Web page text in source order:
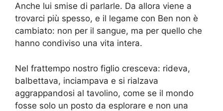
Anche lui smise di parlarle. Da allora viene a
trovarci più spesso, e il legame con Ben non è
cambiato: non per il sangue, ma per quello che
hanno condiviso una vita intera.
Nel frattempo nostro figlio cresceva: rideva,
balbettava, inciampava e si rialzava
aggrappandosi al tavolino, come se il mondo
fosse solo un posto da esplorare e non una